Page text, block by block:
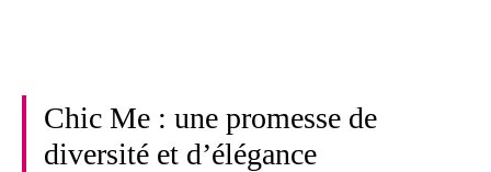
Chic Me : une promesse de
diversité et d’élégance